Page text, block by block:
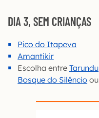
DIA 3, SEM CRIANÇAS
Pico do Itapeva
Amantikir
Escolha entre Tarundu
Bosque do Silêncio ou